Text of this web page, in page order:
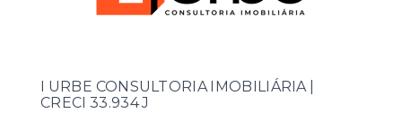
I URBE CONSULTORIA IMOBILIÁRIA |
CRECI 33.934 J